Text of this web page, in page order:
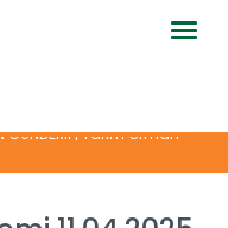
GÜNDEMİ|Tarım Orman